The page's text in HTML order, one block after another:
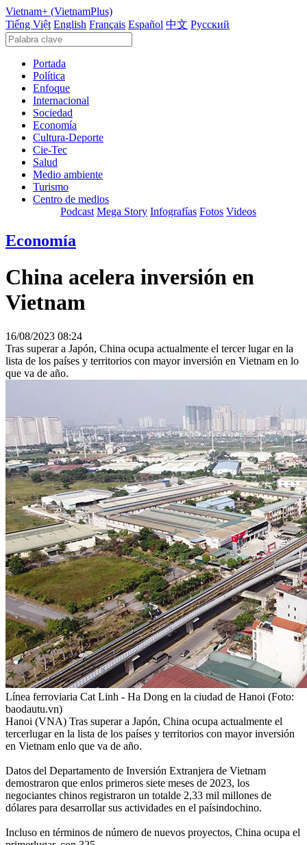
Vietnam+ (VietnamPlus)
Tiếng Việt English Français Español 中文 Русский
Portada
Política
Enfoque
Internacional
Sociedad
Economía
Cultura-Deporte
Cie-Tec
Salud
Medio ambiente
Turismo
Centro de medios
Podcast Mega Story Infografías Fotos Videos
Economía
China acelera inversión en
Vietnam
16/08/2023 08:24
Tras superar a Japón, China ocupa actualmente el tercer lugar en la
lista de los países y territorios con mayor inversión en Vietnam en lo
que va de año.
Línea ferroviaria Cat Linh - Ha Dong en la ciudad de Hanoi (Foto:
baodautu.vn)
Hanoi (VNA) Tras superar a Japón, China ocupa actualmente el
tercerlugar en la lista de los países y territorios con mayor inversión
en Vietnam enlo que va de año.
Datos del Departamento de Inversión Extranjera de Vietnam
demostraron que enlos primeros siete meses de 2023, los
negociantes chinos registraron un totalde 2,33 mil millones de
dólares para desarrollar sus actividades en el paísindochino.
Incluso en términos de número de nuevos proyectos, China ocupa el